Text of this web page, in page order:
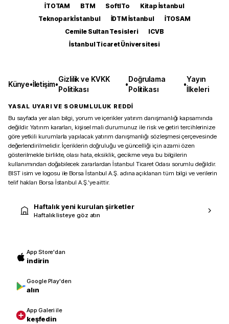
İTOTAM BTM SoftITo
Kitap İstanbul
Teknopark İstanbul
İDTM İstanbul
İTOSAM
Cemile Sultan Tesisleri
ICVB
İstanbul Ticaret Üniversitesi
Künye•İletişim•
Gizlilik ve KVKK
Politikası
•
Doğrulama
Politikası
•
Yayın
İlkeleri
YASAL UYARI VE SORUMLULUK REDDİ
Bu sayfada yer alan bilgi, yorum ve içerikler yatırım danışmanlığı kapsamında
değildir. Yatırım kararları, kişisel mali durumunuz ile risk ve getiri tercihlerinize
göre yetkili kurumlarla yapılacak yatırım danışmanlığı sözleşmesi çerçevesinde
değerlendirilmelidir. İçeriklerin doğruluğu ve güncelliği için azami özen
gösterilmekle birlikte, olası hata, eksiklik, gecikme veya bu bilgilerin
kullanımından doğabilecek zararlardan İstanbul Ticaret Odası sorumlu değildir.
BIST isim ve logosu ile Borsa İstanbul A.Ş. adına açıklanan tüm bilgi ve verilerin
telif hakları Borsa İstanbul A.Ş.’ye aittir.
Haftalık yeni kurulan şirketler
Haftalık listeye göz atın
App Store'dan
indirin
Google Play'den
alın
App Galeri ile
keşfedin